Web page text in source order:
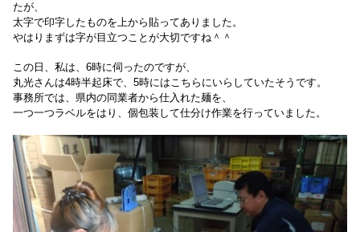
たが、
太字で印字したものを上から貼ってありました。
やはりまずは字が目立つことが大切ですね＾＾
この日、私は、6時に伺ったのですが、
丸光さんは4時半起床で、5時にはこちらにいらしていたそうです。
事務所では、県内の同業者から仕入れた麺を、
一つ一つラベルをはり、個包装して仕分け作業を行っていました。